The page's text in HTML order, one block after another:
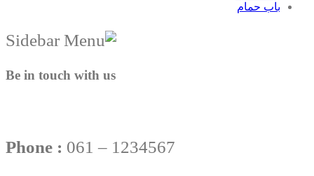
باب حمام
Be in touch with us
Phone : 061 – 1234567